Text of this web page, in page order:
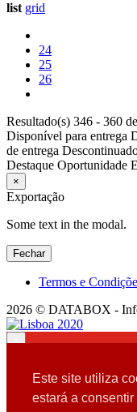
Este site utiliza
estará a
list grid
24
25
26
Resultado(s) 346 - 360
Disponível para entrega
de entrega
Destaque Oportunidade
×
Exportação
Some text in the modal.
Fechar
Termos e
2026 © DATABOX -
×
Por favor, atualize o seu
para garantir uma